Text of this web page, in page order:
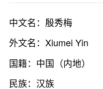
中文名：殷秀梅
外文名：Xiumei Yin
国籍：中国（内地）
民族：汉族